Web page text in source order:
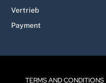
Vertrieb
Payment
TERMS AND CONDITIONS